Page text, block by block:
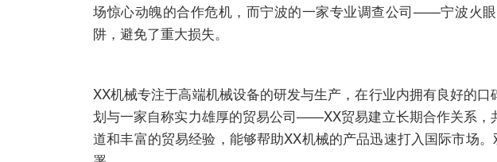
场惊心动魄的合作危机，而宁波的一家专业调查公司——宁波火
阱，避免了重大损失。
XX机械专注于高端机械设备的研发与生产，在行业内拥有良好的
划与一家自称实力雄厚的贸易公司——XX贸易建立长期合作关系，
道和丰富的贸易经验，能够帮助XX机械的产品迅速打入国际市场